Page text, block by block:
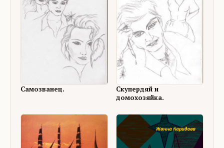
Самозванец.
Скупердяй и
домохозяйка.